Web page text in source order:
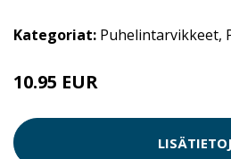
Kategoriat: Puhelintarvikkeet,
10.95 EUR